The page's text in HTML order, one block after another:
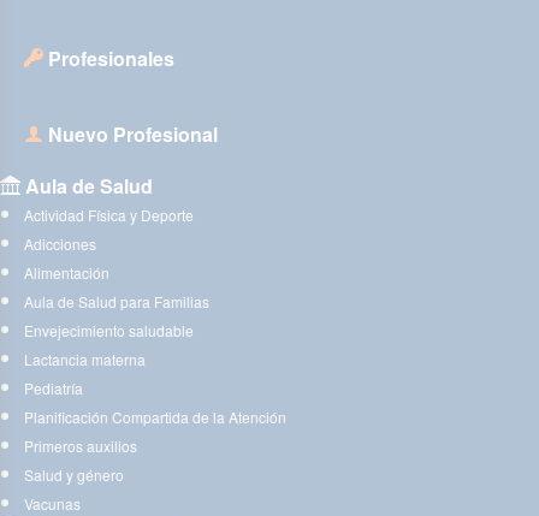
Profesionales
Nuevo Profesional
Aula de Salud
Actividad Física y Deporte
Adicciones
Alimentación
Aula de Salud para Familias
Envejecimiento saludable
Lactancia materna
Pediatría
Planificación Compartida de la Atención
Primeros auxilios
Salud y género
Vacunas